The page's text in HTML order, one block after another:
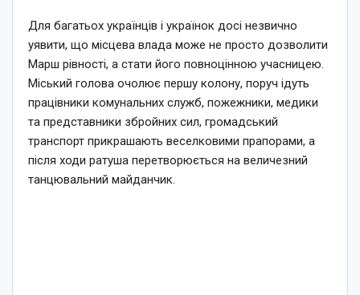
Для багатьох українців і українок досі незвично
уявити, що місцева влада може не просто дозволити
Марш рівності, а стати його повноцінною учасницею.
Міський голова очолює першу колону, поруч ідуть
працівники комунальних служб, пожежники, медики
та представники збройних сил, громадський
транспорт прикрашають веселковими прапорами, а
після ходи ратуша перетворюється на величезний
танцювальний майданчик.